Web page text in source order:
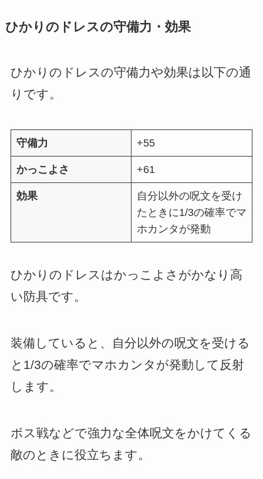
ひかりのドレスの守備力・効果
ひかりのドレスの守備力や効果は以下の通
りです。
守備力 +55
かっこよさ +61
効果
自分以外の呪文を受け
たときに1/3の確率でマ
ホカンタが発動
ひかりのドレスはかっこよさがかなり高
い防具です。
装備していると、自分以外の呪文を受ける
と1/3の確率でマホカンタが発動して反射
します。
ボス戦などで強力な全体呪文をかけてくる
敵のときに役立ちます。